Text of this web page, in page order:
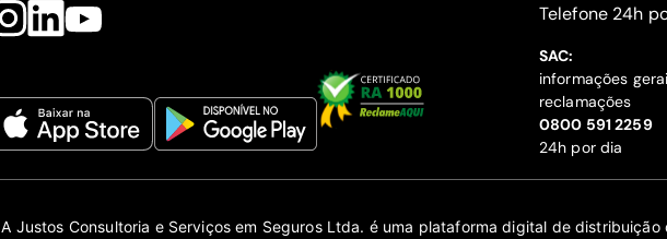
‍Telefone 24h
SAC:
informações
reclamações
‍0800 591 2259
24h por dia
A Justos Consultoria e Serviços em Seguros Ltda. é uma plataforma digital de distribuição